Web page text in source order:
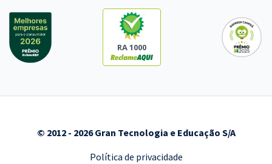
RA 1000
© 2012 - 2026 Gran Tecnologia e Educação S/A
Política de privacidade